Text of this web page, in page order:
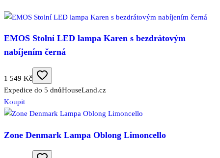
EMOS Stolní LED lampa Karen s bezdrátovým
nabíjením černá
1 549 Kč
Expedice do 5 dnůHouseLand.cz
Koupit
Zone Denmark Lampa Oblong Limoncello